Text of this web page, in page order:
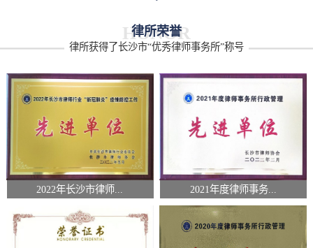
HONOR
律所荣誉
律所获得了长沙市“优秀律师事务所”称号
2022年长沙市律师... 2021年度律师事务...